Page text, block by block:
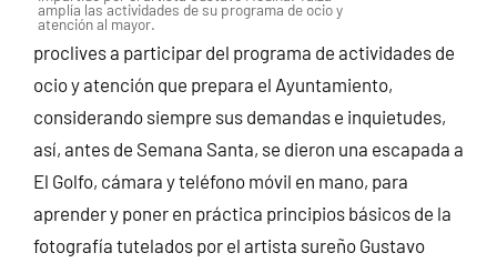
amplía las actividades de su programa de ocio y
atención al mayor.
proclives a participar del programa de actividades de
ocio y atención que prepara el Ayuntamiento,
considerando siempre sus demandas e inquietudes,
así, antes de Semana Santa, se dieron una escapada a
El Golfo, cámara y teléfono móvil en mano, para
aprender y poner en práctica principios básicos de la
fotografía tutelados por el artista sureño Gustavo